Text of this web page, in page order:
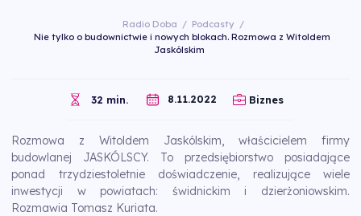
Radio Doba / Podcasty /
Nie tylko o budownictwie i nowych blokach. Rozmowa z Witoldem
Jaskólskim
32 min. 8.11.2022 Biznes
Rozmowa z Witoldem Jaskólskim, właścicielem firmy
budowlanej JASKÓLSCY. To przedsiębiorstwo posiadające
ponad trzydziestoletnie doświadczenie, realizujące wiele
inwestycji w powiatach: świdnickim i dzierżoniowskim.
Rozmawia Tomasz Kuriata.